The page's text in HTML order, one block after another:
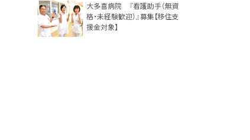
大多喜病院 『看護助手（無資
格・未経験歓迎）』募集【移住支
援金対象】